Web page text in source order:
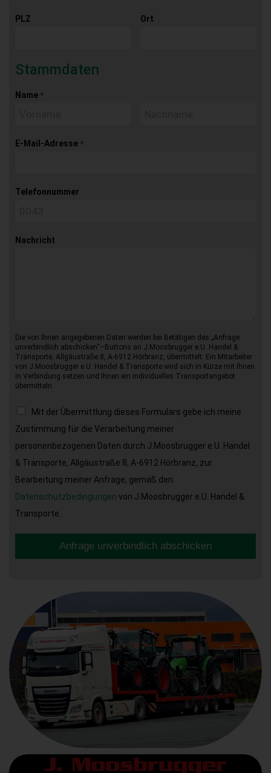
PLZ Ort
Stammdaten
Name *
E-Mail-Adresse *
Telefonnummer
Nachricht
Die von Ihnen angegebenen Daten werden bei Betätigen des „Anfrage
unverbindlich abschicken“–Buttons an J.Moosbrugger e.U. Handel &
Transporte, Allgäustraße 8, A-6912 Hörbranz, übermittelt. Ein Mitarbeiter
von J.Moosbrugger e.U. Handel & Transporte wird sich in Kürze mit Ihnen
in Verbindung setzen und Ihnen ein individuelles Transportangebot
übermitteln.
Mit der Übermittlung dieses Formulars gebe ich meine
Zustimmung für die Verarbeitung meiner
personenbezogenen Daten durch J.Moosbrugger e.U. Handel
& Transporte, Allgäustraße 8, A-6912 Hörbranz, zur
Bearbeitung meiner Anfrage, gemäß den
Datenschutzbedingungen von J.Moosbrugger e.U. Handel &
Transporte.
Anfrage unverbindlich abschicken